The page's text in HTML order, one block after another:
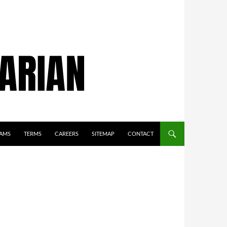
TERMS CAREERS SITEMAP CONTACT